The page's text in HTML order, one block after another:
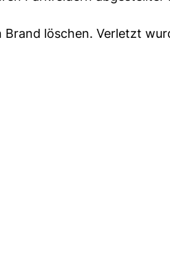
löschen. Verletzt